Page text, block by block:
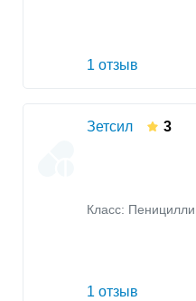
1 отзыв
Зетсил 3
Класс:
1 отзыв